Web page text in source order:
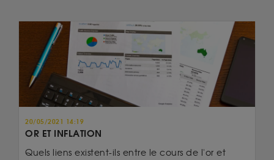
20/05/2021 14:19
OR ET INFLATION
Quels liens existent-ils entre le cours de l'or et